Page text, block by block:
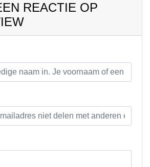
REACTIE OP